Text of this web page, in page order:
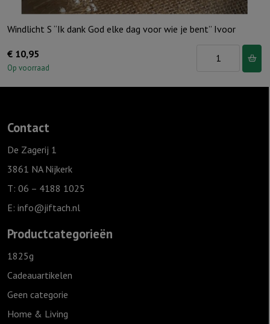
Windlicht S “Ik dank God elke dag voor wie je bent” Ivoor
€ 10,95
Op voorraad
Windlicht
"Ik
Contact
De Zagerij 1
3861 NA Nijkerk
T: 06 – 4188 1025
E: info@jiftach.nl
Productcategorieën
1825g
Cadeauartikelen
Geen categorie
Home & Living